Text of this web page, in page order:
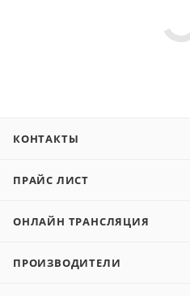
КОНТАКТЫ
ПРАЙС ЛИСТ
ОНЛАЙН ТРАНСЛЯЦИЯ
ПРОИЗВОДИТЕЛИ